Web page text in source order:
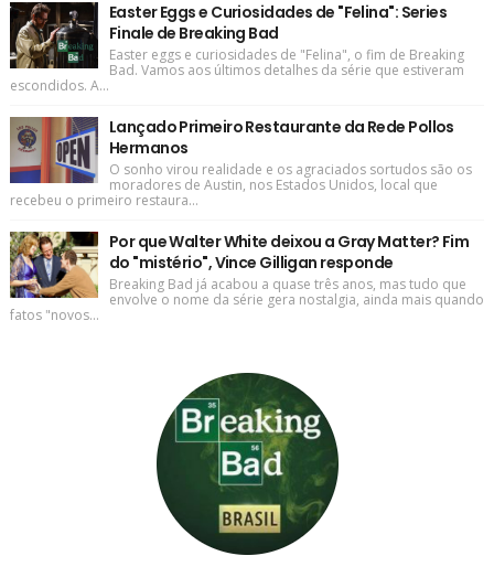
Easter Eggs e Curiosidades de "Felina": Series
Finale de Breaking Bad
Easter eggs e curiosidades de "Felina", o fim de Breaking
Bad. Vamos aos últimos detalhes da série que estiveram
escondidos. A...
Lançado Primeiro Restaurante da Rede Pollos
Hermanos
O sonho virou realidade e os agraciados sortudos são os
moradores de Austin, nos Estados Unidos, local que
recebeu o primeiro restaura...
Por que Walter White deixou a Gray Matter? Fim
do "mistério", Vince Gilligan responde
Breaking Bad já acabou a quase três anos, mas tudo que
envolve o nome da série gera nostalgia, ainda mais quando
fatos "novos...